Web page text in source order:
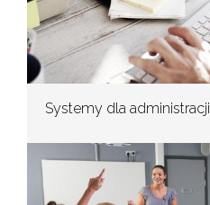
Systemy dla administracji